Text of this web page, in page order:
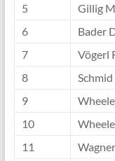
5
Gillig
6
Bader
7
Vögerl
8
9
10
11